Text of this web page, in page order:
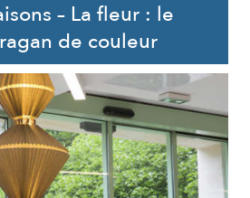
– La fleur : le
de couleur